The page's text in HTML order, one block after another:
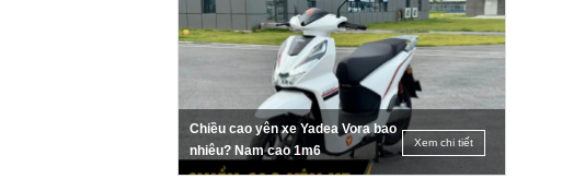
Chiều cao yên xe Yadea Vora bao
nhiêu? Nam cao 1m6
Xem chi tiết